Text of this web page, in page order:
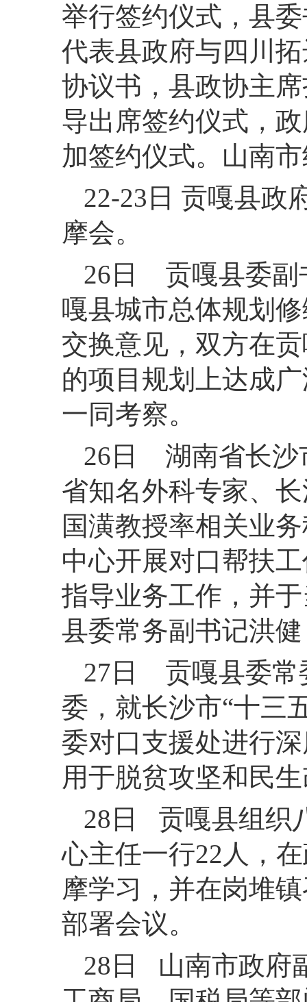
举行签约仪式，县
代表县政府与四川
协议书，县政协主
导出席签约仪式，
加签约仪式。山南
22-23日 贡嘎县政
摩会。
26日 贡嘎县委副
嘎县城市总体规划
交换意见，双方在
的项目规划上达成
一同考察。
26日 湖南省长沙
省知名外科专家、
国潢教授率相关业
中心开展对口帮扶
指导业务工作，并
县委常务副书记洪
27日 贡嘎县委常
委，就长沙市“十三
委对口支援处进行
用于脱贫攻坚和民
28日 贡嘎县组织
心主任一行22人，
摩学习，并在岗堆
部署会议。
28日 山南市政府